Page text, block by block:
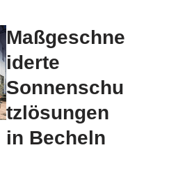
Maßgeschne
iderte
Sonnenschu
tzlösungen
in Becheln